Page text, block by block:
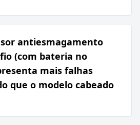
antiesmagamento
(com bateria no
mais falhas
que o modelo cabeado